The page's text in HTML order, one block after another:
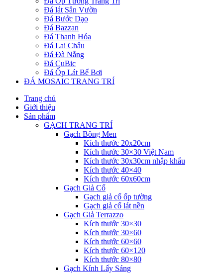
Đá lát Sân Vườn
Đá Bước Dạo
Đá Bazzan
Đá Thanh Hóa
Đá Lai Châu
Đá Đà Nẵng
Đá CuBic
Đá Ốp Lát Bể Bơi
ĐÁ MOSAIC TRANG TRÍ
Trang chủ
Giới thiệu
Sản phẩm
GẠCH TRANG TRÍ
Gạch Bông Men
Kích thước 20x20cm
Kích thước 30×30 Việt Nam
Kích thước 30x30cm nhập khẩu
Kích thước 40×40
Kích thước 60x60cm
Gạch Giả Cổ
Gạch giả cổ ốp tường
Gạch giả cổ lát nền
Gạch Giả Terrazzo
Kích thước 30×30
Kích thước 30×60
Kích thước 60×60
Kích thước 60×120
Kích thước 80×80
Gạch Kính Lấy Sáng